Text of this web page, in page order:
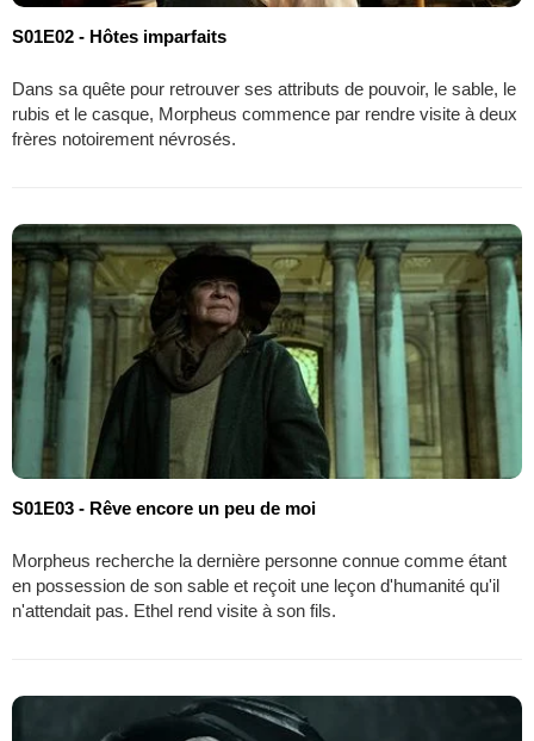
S01E02 - Hôtes imparfaits
Dans sa quête pour retrouver ses attributs de pouvoir, le sable, le
rubis et le casque, Morpheus commence par rendre visite à deux
frères notoirement névrosés.
S01E03 - Rêve encore un peu de moi
Morpheus recherche la dernière personne connue comme étant
en possession de son sable et reçoit une leçon d'humanité qu'il
n'attendait pas. Ethel rend visite à son fils.